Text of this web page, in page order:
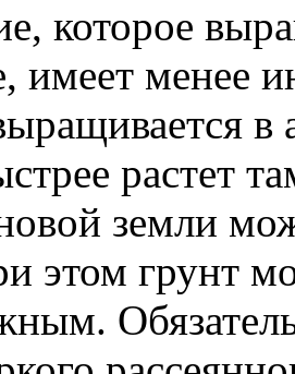
которое
имеет менее
в
растет
земли
этом грунт